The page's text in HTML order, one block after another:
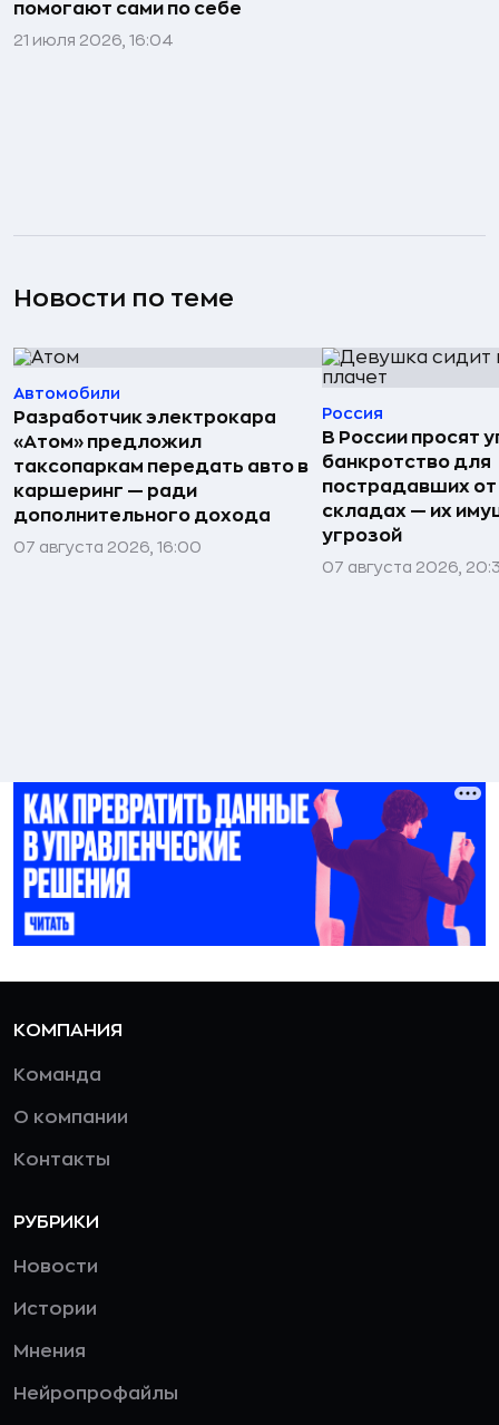
помогают сами по себе
21 июля 2026, 16:04
Новости по теме
Автомобили
Разработчик электрокара
«Атом» предложил
таксопаркам передать авто в
каршеринг — ради
дополнительного дохода
07 августа 2026, 16:00
Россия
В России просят
банкротство для
пострадавших
складах — их
угрозой
07 августа 2026,
КОМПАНИЯ
Команда
О компании
Контакты
РУБРИКИ
Новости
Истории
Мнения
Нейропрофайлы